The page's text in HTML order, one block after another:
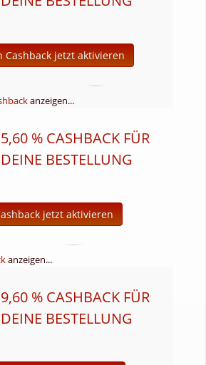
Cashback jetzt aktivieren
anzeigen...
5,60 % CASHBACK FÜR
DEINE BESTELLUNG
jetzt aktivieren
anzeigen...
9,60 % CASHBACK FÜR
DEINE BESTELLUNG